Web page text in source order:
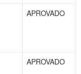
APROVADO
APROVADO